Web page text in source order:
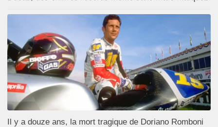
Il y a douze ans, la mort tragique de Doriano Romboni